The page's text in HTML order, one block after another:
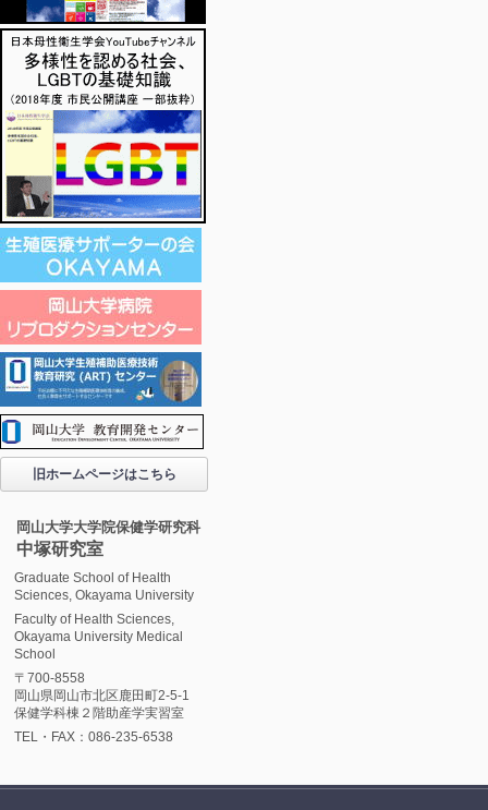
旧ホームページはこちら
岡山大学大学院保健学研究科
中塚研究室
Graduate School of Health
Sciences, Okayama University
Faculty of Health Sciences,
Okayama University Medical
School
〒700-8558
岡山県岡山市北区鹿田町2-5-1
保健学科棟２階助産学実習室
TEL・FAX：086-235-6538